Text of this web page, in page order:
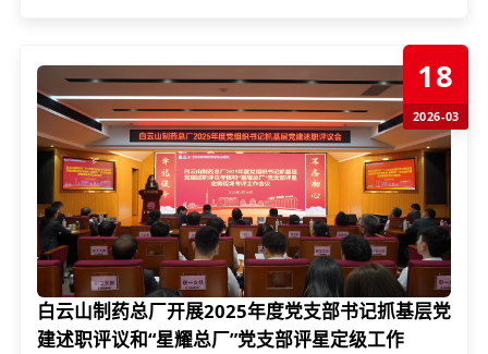
白云山制药总厂开展2025年度党支部书记抓基层党
建述职评议和“星耀总厂”党支部评星定级工作
18
2026-03